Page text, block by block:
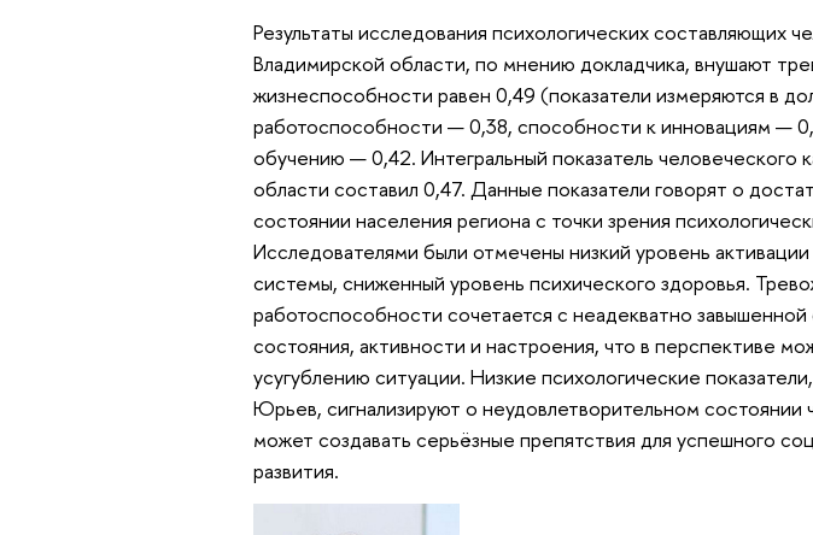
Результаты исследования психологических составляющих
Владимирской области, по мнению докладчика, внушают
жизнеспособности равен 0,49 (показатели измеряются в
работоспособности — 0,38, способности к инновациям —
обучению — 0,42. Интегральный показатель человеческого
области составил 0,47. Данные показатели говорят о
состоянии населения региона с точки зрения
Исследователями были отмечены низкий уровень
системы, сниженный уровень психического здоровья.
работоспособности сочетается с неадекватно
состояния, активности и настроения, что в перспективе
усугублению ситуации. Низкие психологические
Юрьев, сигнализируют о неудовлетворительном состоянии
может создавать серьёзные препятствия для успешного
развития.